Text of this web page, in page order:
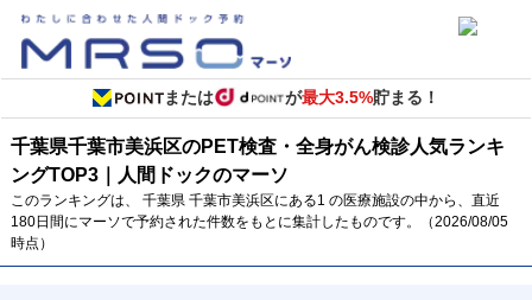
または が最大3.5%貯まる！
千葉県千葉市美浜区のPET検査・全身がん検診人気ランキ
ングTOP3｜人間ドックのマーソ
このランキングは、 千葉県 千葉市美浜区にある1 の医療施設の中から、直近
180日間にマーソで予約された件数をもとに集計したものです。（2026/08/05
時点）